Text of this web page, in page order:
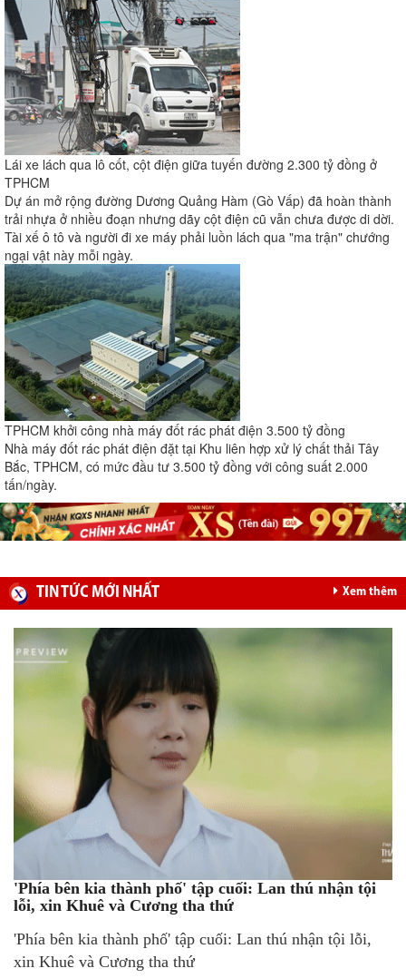
Lái xe lách qua lô cốt, cột điện giữa tuyến đường 2.300 tỷ đồng ở
TPHCM
Dự án mở rộng đường Dương Quảng Hàm (Gò Vấp) đã hoàn thành
trải nhựa ở nhiều đoạn nhưng dãy cột điện cũ vẫn chưa được di dời.
Tài xế ô tô và người đi xe máy phải luồn lách qua "ma trận" chướng
ngại vật này mỗi ngày.
TPHCM khởi công nhà máy đốt rác phát điện 3.500 tỷ đồng
Nhà máy đốt rác phát điện đặt tại Khu liên hợp xử lý chất thải Tây
Bắc, TPHCM, có mức đầu tư 3.500 tỷ đồng với công suất 2.000
tấn/ngày.
TIN TỨC MỚI NHẤT Xem thêm
'Phía bên kia thành phố' tập cuối: Lan thú nhận tội
lỗi, xin Khuê và Cương tha thứ
'Phía bên kia thành phố' tập cuối: Lan thú nhận tội lỗi,
xin Khuê và Cương tha thứ